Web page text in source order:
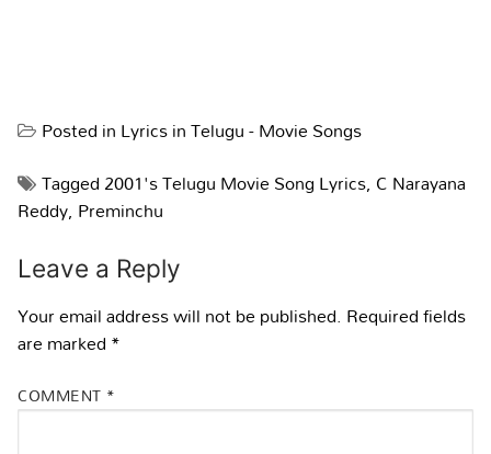
Posted inLyrics in Telugu - Movie Songs
Tagged2001's Telugu Movie Song Lyrics, C Narayana
Reddy, Preminchu
Leave a Reply
Your email address will not be published. Required fields
are marked*
COMMENT *